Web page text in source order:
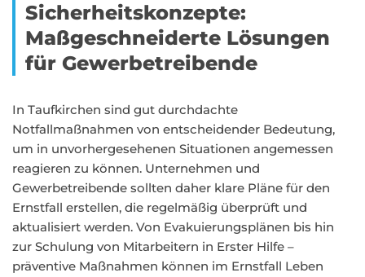
Sicherheitskonzepte:
Maßgeschneiderte Lösungen
für Gewerbetreibende
In Taufkirchen sind gut durchdachte
Notfallmaßnahmen von entscheidender Bedeutung,
um in unvorhergesehenen Situationen angemessen
reagieren zu können. Unternehmen und
Gewerbetreibende sollten daher klare Pläne für den
Ernstfall erstellen, die regelmäßig überprüft und
aktualisiert werden. Von Evakuierungsplänen bis hin
zur Schulung von Mitarbeitern in Erster Hilfe –
präventive Maßnahmen können im Ernstfall Leben